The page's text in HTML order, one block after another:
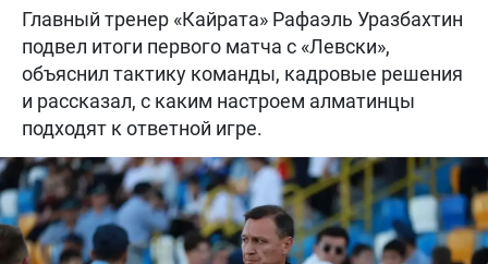
Главный тренер «Кайрата» Рафаэль Уразбахтин
подвел итоги первого матча с «Левски»,
объяснил тактику команды, кадровые решения
и рассказал, с каким настроем алматинцы
подходят к ответной игре.